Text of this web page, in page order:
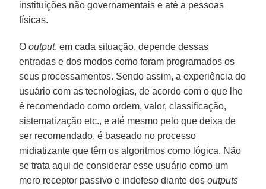
instituições não governamentais e até a pessoas
físicas.
Ooutput, em cada situação, depende dessas
entradas e dos modos como foram programados os
seus processamentos. Sendo assim, a experiência do
usuário com as tecnologias, de acordo com o que lhe
é recomendado como ordem, valor, classificação,
sistematização etc., e até mesmo pelo que deixa de
ser recomendado, é baseado no processo
midiatizante que têm os algoritmos como lógica. Não
se trata aqui de considerar esse usuário como um
mero receptor passivo e indefeso diante dosoutputs